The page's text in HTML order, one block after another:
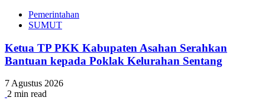
Pemerintahan
SUMUT
Ketua TP PKK Kabupaten Asahan Serahkan
Bantuan kepada Poklak Kelurahan Sentang
7 Agustus 2026
2 min read